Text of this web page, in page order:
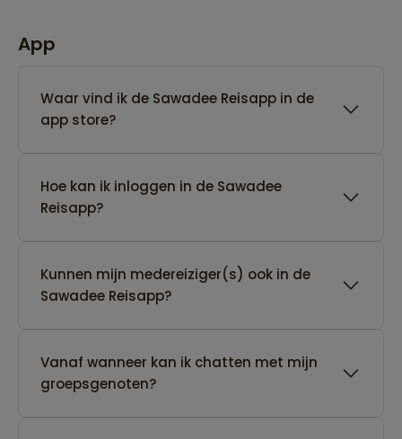
App
Waar vind ik de Sawadee Reisapp in de
app store?
Hoe kan ik inloggen in de Sawadee
Reisapp?
Kunnen mijn medereiziger(s) ook in de
Sawadee Reisapp?
Vanaf wanneer kan ik chatten met mijn
groepsgenoten?